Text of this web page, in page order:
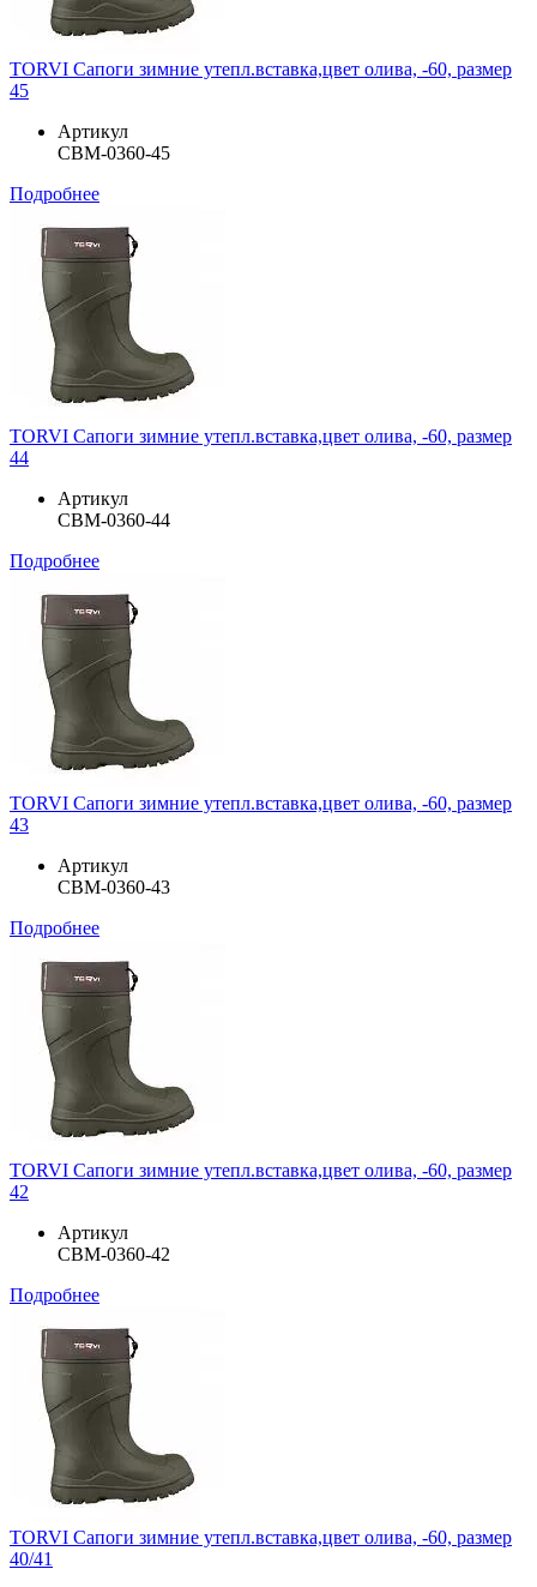
TORVI Сапоги зимние утепл.вставка,цвет олива, -60, размер
45
Артикул
СВМ-0360-45
Подробнее
TORVI Сапоги зимние утепл.вставка,цвет олива, -60, размер
44
Артикул
СВМ-0360-44
Подробнее
TORVI Сапоги зимние утепл.вставка,цвет олива, -60, размер
43
Артикул
СВМ-0360-43
Подробнее
TORVI Сапоги зимние утепл.вставка,цвет олива, -60, размер
42
Артикул
СВМ-0360-42
Подробнее
TORVI Сапоги зимние утепл.вставка,цвет олива, -60, размер
40/41